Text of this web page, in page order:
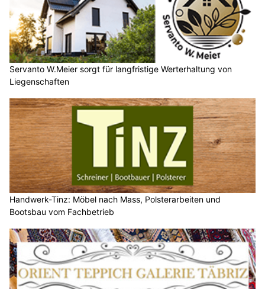
Servanto W.Meier sorgt für langfristige Werterhaltung von
Liegenschaften
Handwerk-Tinz: Möbel nach Mass, Polsterarbeiten und
Bootsbau vom Fachbetrieb